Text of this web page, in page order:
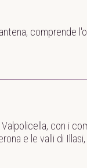
comprende
Valpolicella, con i
e le valli di